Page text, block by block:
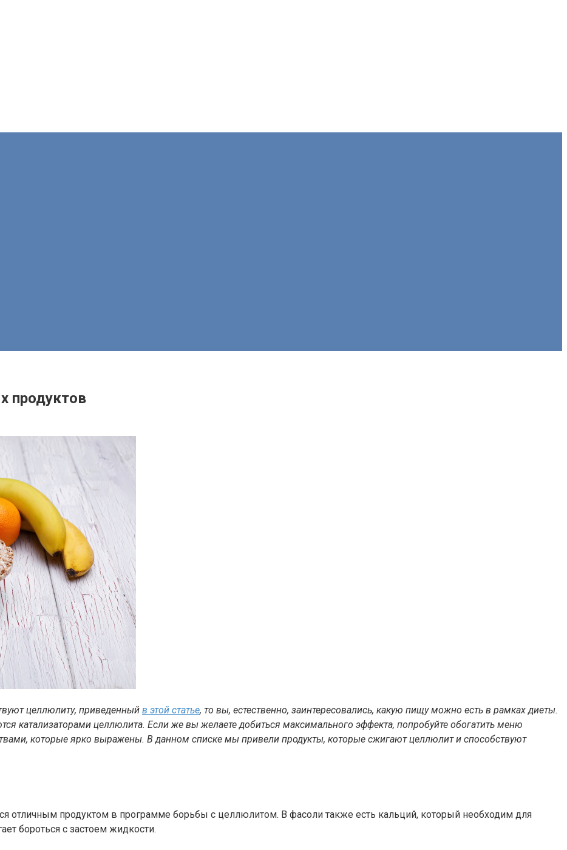
продуктов
целлюлиту, приведенный в этой статье, то вы, естественно, заинтересовались, какую пищу можно есть в рамках диеты.
катализаторами целлюлита. Если же вы желаете добиться максимального эффекта, попробуйте обогатить меню
которые ярко выражены. В данном списке мы привели продукты, которые сжигают целлюлит и способствуют
отличным продуктом в программе борьбы с целлюлитом. В фасоли также есть кальций, который необходим для
бороться с застоем жидкости.